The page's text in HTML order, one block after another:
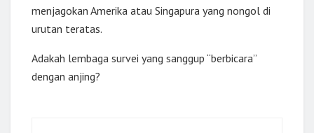
menjagokan Amerika atau Singapura yang nongol di
urutan teratas.
Adakah lembaga survei yang sanggup “berbicara”
dengan anjing?